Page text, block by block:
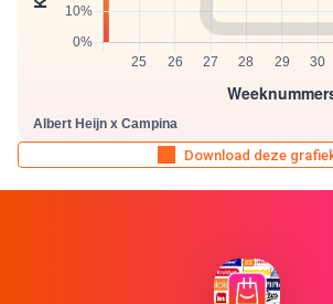
Download deze